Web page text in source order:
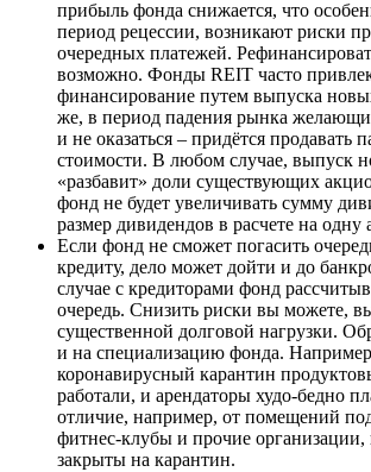
прибыль фонда снижается, что
период рецессии, возникают риски
очередных платежей.
возможно. Фонды REIT часто
финансирование путем выпуска
же, в период падения рынка
и не оказаться – придётся продавать
стоимости. В любом случае, выпуск
«разбавит» доли существующих
фонд не будет увеличивать сумму
размер дивидендов в расчете на одну
Если фонд не сможет погасить
кредиту, дело может дойти и до
случае с кредиторами фонд
очередь. Снизить риски вы можете,
существенной долговой нагрузки.
и на специализацию фонда.
коронавирусный карантин
работали, и арендаторы худо-бедно
отличие, например, от помещений
фитнес-клубы и прочие
закрыты на карантин.